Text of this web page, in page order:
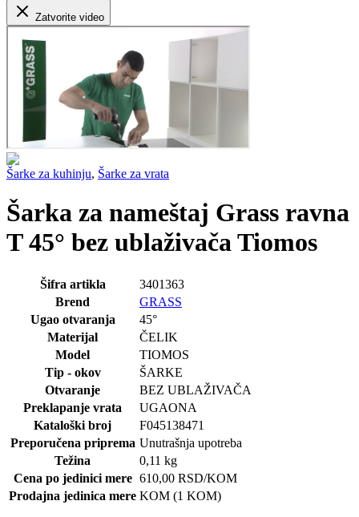
Zatvorite video
Šarke za kuhinju, Šarke za vrata
Šarka za nameštaj Grass ravna
T 45° bez ublaživača Tiomos
Šifra artikla
3401363
Brend
GRASS
Ugao otvaranja
45°
Materijal
ČELIK
Model
TIOMOS
Tip - okov
ŠARKE
Otvaranje
BEZ UBLAŽIVAČA
Preklapanje vrata
UGAONA
Kataloški broj
F045138471
Preporučena priprema Unutrašnja upotreba
Težina
0,11 kg
Cena po jedinici mere 610,00 RSD/KOM
Prodajna jedinica mere KOM (1 KOM)